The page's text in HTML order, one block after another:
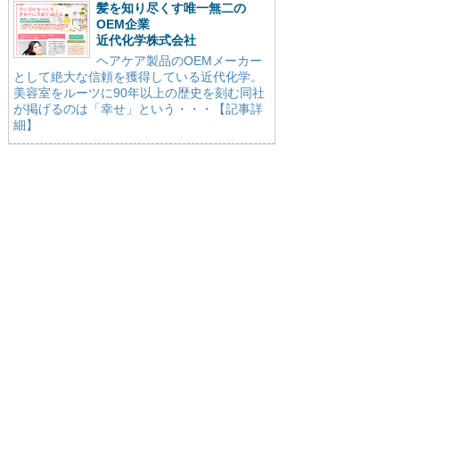
髪を知り尽くす唯一無二の
OEM企業
近代化学株式会社
ヘアケア製品のOEMメーカー
として絶大な信頼を獲得している近代化学。
美容室をルーツに90年以上の歴史を刻む同社
が掲げるのは「幸せ」という・・・【記事詳
細】